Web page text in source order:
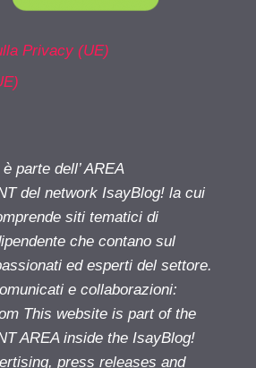
Privacy (UE)
parte dell’ AREA
del network IsayBlog! la cui
siti tematici di
che contano sul
ed esperti del settore.
e collaborazioni:
This website is part of the
AREA inside the IsayBlog!
press releases and